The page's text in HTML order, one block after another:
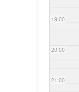
19:00
20:00
21:00